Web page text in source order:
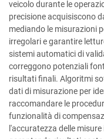
veicolo durante le
precisione acquisiscono
mediando le misurazioni
irregolari e garantire
sistemi automatici di
correggono potenziali
risultati finali. Algoritmi
dati di misurazione per
raccomandare le
funzionalità di
l'accuratezza delle